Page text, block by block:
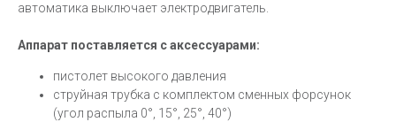
автоматика выключает электродвигатель.
Аппарат поставляется с аксессуарами:
пистолет высокого давления
струйная трубка с комплектом сменных форсунок
(угол распыла 0°, 15°, 25°, 40°)